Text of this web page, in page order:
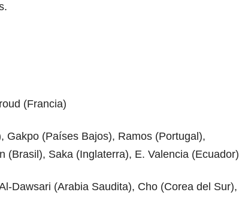
(Francia)
Gakpo (Países Bajos), Ramos (Portugal),
(Brasil), Saka (Inglaterra), E. Valencia (Ecuador)
Dawsari (Arabia Saudita), Cho (Corea del Sur),